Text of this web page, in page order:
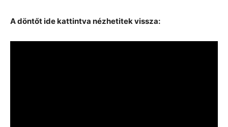
A döntőt ide kattintva nézhetitek vissza: